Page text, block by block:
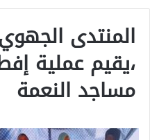
المنتدى
،يقيم عملية
مساجد النعمة